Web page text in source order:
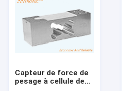
Capteur de force de
pesage à cellule de